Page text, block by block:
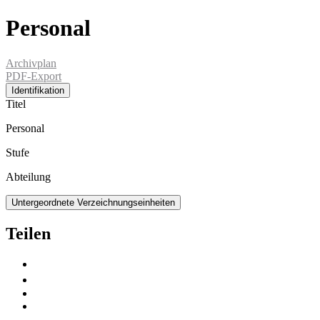
Personal
Archivplan
PDF-Export
Identifikation
Titel
Personal
Stufe
Abteilung
Untergeordnete Verzeichnungseinheiten
Teilen